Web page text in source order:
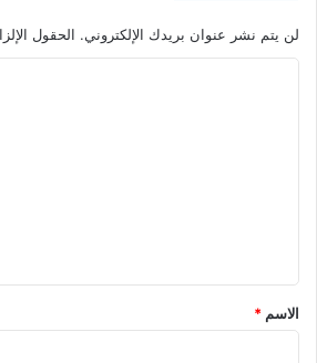
لن يتم نشر عنوان بريدك الإلكتروني. الحقول
*
الاسم *